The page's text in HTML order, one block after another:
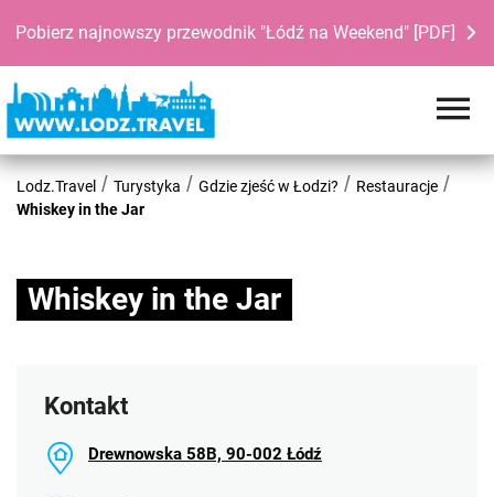
Pobierz najnowszy przewodnik "Łódź na Weekend" [PDF]
Lodz.Travel Turystyka Gdzie zjeść w Łodzi?
Restauracje
Whiskey in the Jar
Whiskey in the Jar
Kontakt
Drewnowska 58B, 90-002 Łódź